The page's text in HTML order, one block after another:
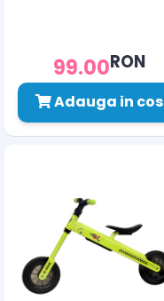
99.00RON
Adauga in cos